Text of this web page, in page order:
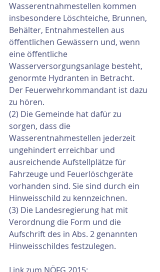
Wasserentnahmestellen kommen
insbesondere Löschteiche, Brunnen,
Behälter, Entnahmestellen aus
öffentlichen Gewässern und, wenn
eine öffentliche
Wasserversorgungsanlage besteht,
genormte Hydranten in Betracht.
Der Feuerwehrkommandant ist dazu
zu hören.
(2) Die Gemeinde hat dafür zu
sorgen, dass die
Wasserentnahmestellen jederzeit
ungehindert erreichbar und
ausreichende Aufstellplätze für
Fahrzeuge und Feuerlöschgeräte
vorhanden sind. Sie sind durch ein
Hinweisschild zu kennzeichnen.
(3) Die Landesregierung hat mit
Verordnung die Form und die
Aufschrift des in Abs. 2 genannten
Hinweisschildes festzulegen.